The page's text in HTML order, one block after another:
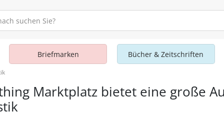
Briefmarken Bücher & Zeitschriften
Marktplatz bietet eine große